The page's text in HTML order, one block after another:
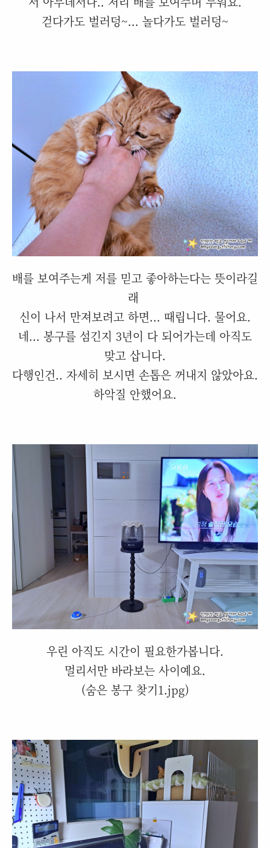
걷다가도 벌러덩~... 놀다가도 벌러덩~
배를 보여주는게 저를 믿고 좋아하는다는 뜻이라길
래
신이 나서 만져보려고 하면... 때립니다. 물어요.
네... 봉구를 섬긴지 3년이 다 되어가는데 아직도
맞고 삽니다.
다행인건.. 자세히 보시면 손톱은 꺼내지 않았아요.
하악질 안했어요.
우린 아직도 시간이 필요한가봅니다.
멀리서만 바라보는 사이예요.
(숨은 봉구 찾기1.jpg)